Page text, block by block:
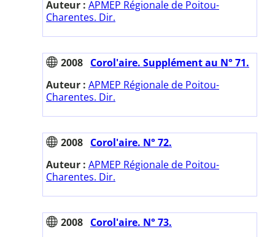
Auteur : APMEP Régionale de Poitou-
Charentes. Dir.
2008 Corol'aire. Supplément au N° 71.
Auteur : APMEP Régionale de Poitou-
Charentes. Dir.
2008 Corol'aire. N° 72.
Auteur : APMEP Régionale de Poitou-
Charentes. Dir.
2008 Corol'aire. N° 73.